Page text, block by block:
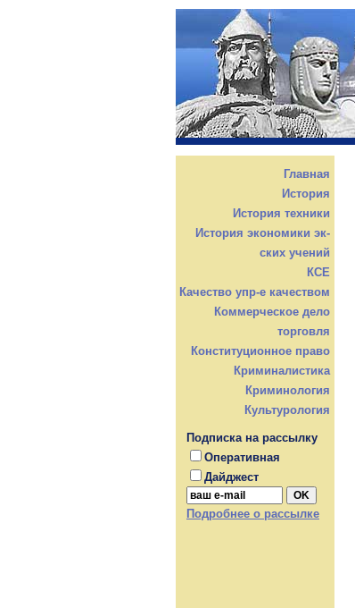
Главная
История
История техники
История экономики эк-
ских учений
КСЕ
Качество упр-е качеством
Коммерческое дело
торговля
Конституционное право
Криминалистика
Криминология
Культурология
Подписка на рассылку
Оперативная
Дайджест
Подробнее о рассылке